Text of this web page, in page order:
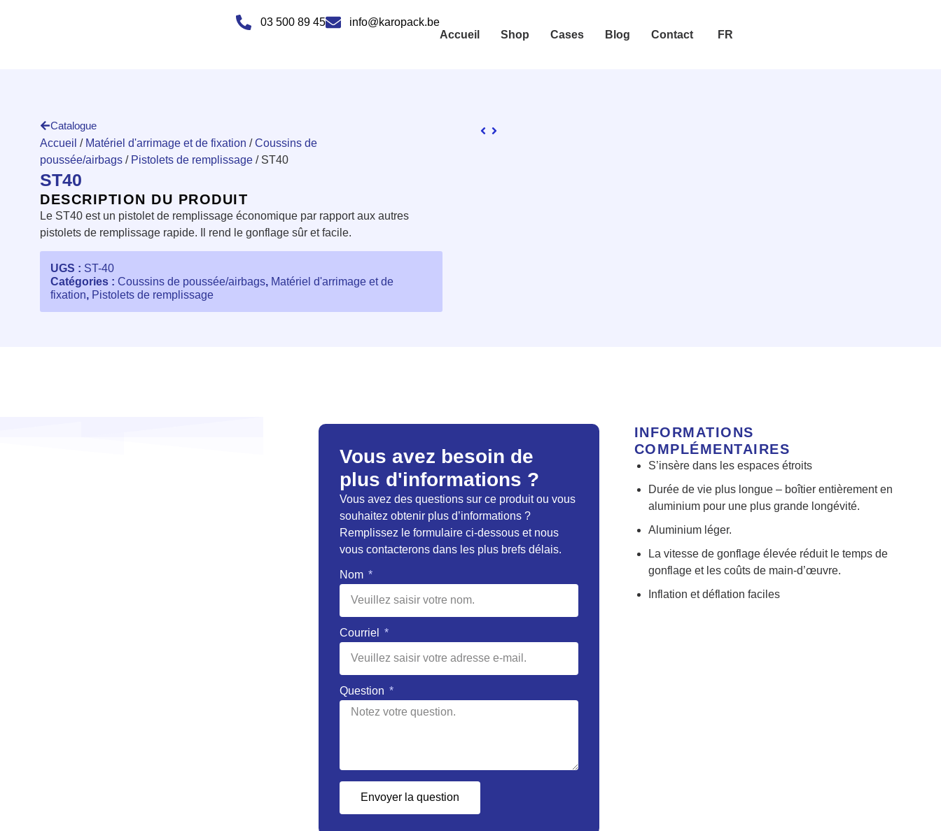
03 500 89 45
info@karopack.be
Accueil
Shop Cases Blog Contact FR
Catalogue
Accueil / Matériel d'arrimage et de fixation /Coussins de
poussée/airbags / Pistolets de remplissage / ST40
ST40
DESCRIPTION DU PRODUIT
Le ST40 est un pistolet de remplissage économique par rapport aux autres
pistolets de remplissage rapide. Il rend le gonflage sûr et facile.
UGS : ST-40
Catégories : Coussins de poussée/airbags, Matériel d'arrimage et de
fixation, Pistolets de remplissage
Vous avez besoin de
plus d'informations ?
Vous avez des questions sur ce produit ou vous
souhaitez obtenir plus d’informations ?
Remplissez le formulaire ci-dessous et nous
vous contacterons dans les plus brefs délais.
Nom
Courriel
Question
Envoyer la question
INFORMATIONS
COMPLÉMENTAIRES
S’insère dans les espaces étroits
Durée de vie plus longue – boîtier entièrement en
aluminium pour une plus grande longévité.
Aluminium léger.
La vitesse de gonflage élevée réduit le temps de
gonflage et les coûts de main-d’œuvre.
Inflation et déflation faciles